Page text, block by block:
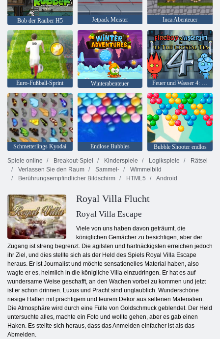
Bob der Räuber H5 Jetpack Meister Inca Abenteuer
Euro-Fußball-Sprint Winterabenteuer Feuer und Wasser 4: Kristalltempel
Schmetterlings Kyodai Endlose Bubbles
Bubble Shooter endlos
Spiele online
Breakout-Spiel Kinderspiele Logikspiele
Rätsel
Verlassen Sie den Raum
Sammel-
Wimmelbild
Berührungsempfindlicher Bildschirm
HTML5 Android
Royal Villa Flucht
Royal Villa Escape
Viele von uns haben davon geträumt, die
königlichen Gemächer zu besichtigen, aber der
Zugang ist streng begrenzt. Die agilsten und hartnäckigsten erreichen jedoch
ihr Ziel, und dies stellte sich als der Held des Spiels Royal Villa Escape
heraus. Er ist Journalist und möchte sensationelles Material haben, also
wagte er es, heimlich in die königliche Villa einzudringen. Er hat es auf
wundersame Weise geschafft, an den Wachen vorbei zu kommen und jetzt
ist er schon drinnen. Luxus und Pracht sind unglaublich. Wunderschöne
riesige Hallen mit prächtigem und teurem Dekor aus seltenen Materialien.
Die Atmosphäre wird durch eine Fülle von Goldschmuck geblendet. Der Held
untersuchte alles, machte ein Foto und wollte gehen, aber es gab einen
Haken. Es stellte sich heraus, dass das Anmelden einfacher ist als das
Abmelden.